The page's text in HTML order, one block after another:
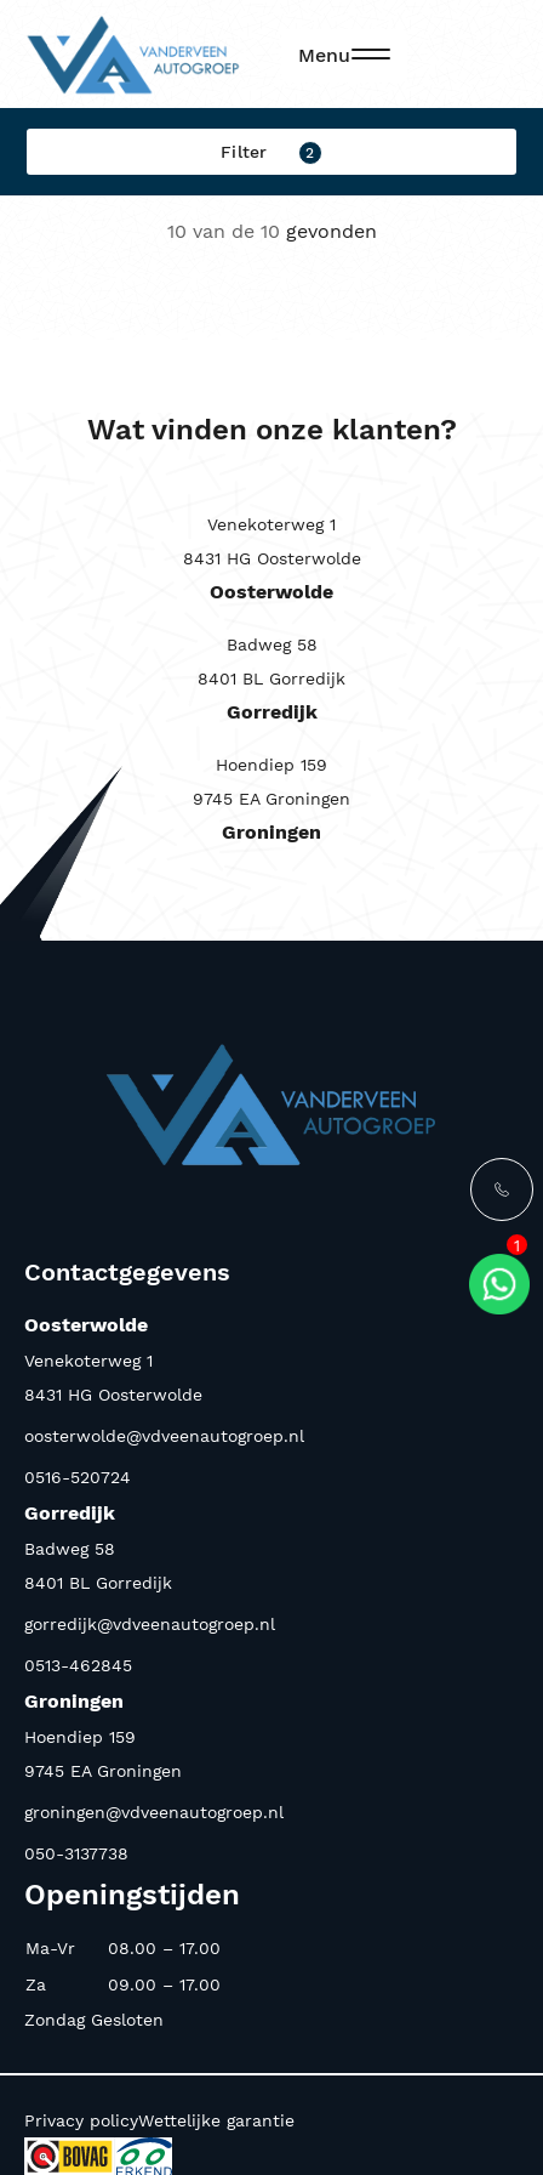
Menu
1
Filter 2
Filters
Filter op:
BMW
Model
Carrosserie
Maandprijs tot
-
Kilometerstand
-
10 van de 10 gevonden
Wat vinden onze klanten?
Venekoterweg 1
8431 HG Oosterwolde
Oosterwolde
Badweg 58
8401 BL Gorredijk
Gorredijk
Hoendiep 159
9745 EA Groningen
Groningen
Contactgegevens
Oosterwolde
Venekoterweg 1
8431 HG Oosterwolde
oosterwolde@vdveenautogroep.nl
0516-520724
Gorredijk
Badweg 58
8401 BL Gorredijk
gorredijk@vdveenautogroep.nl
0513-462845
Groningen
Hoendiep 159
9745 EA Groningen
groningen@vdveenautogroep.nl
050-3137738
Openingstijden
Ma-Vr
08.00 – 17.00
Za
09.00 – 17.00
Zondag Gesloten
Privacy policyWettelijke garantie